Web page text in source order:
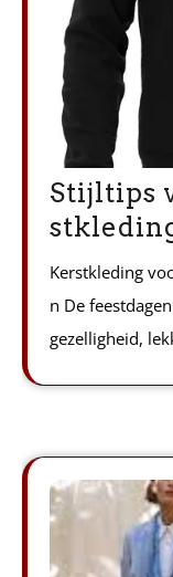
Stijltips
Kerstkleding
n De
gezelligheid,